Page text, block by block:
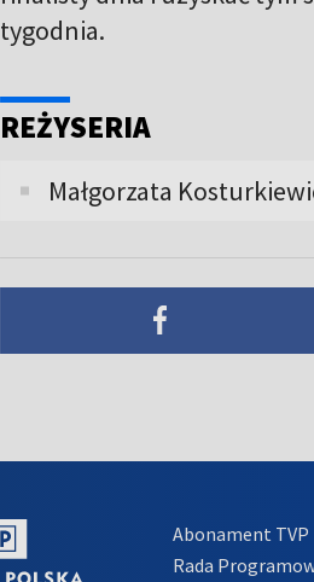
tygodnia.
REŻYSERIA
Małgorzata
Abonament TVP
Rada